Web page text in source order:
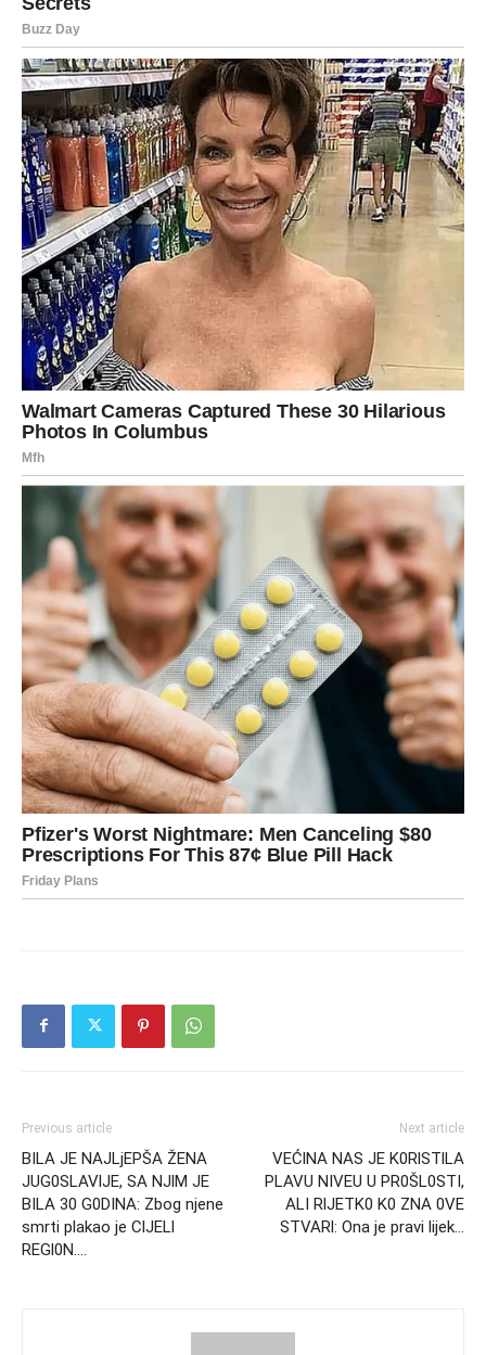
Previous article
BILA JE NAJLjEPŠA ŽENA
JUG0SLAVlJE, SA NJlM JE
BILA 30 G0DINA: Zbog njene
smrti plakao je ClJELl
REGl0N….
Next article
VEĆlNA NAS JE K0RlSTlLA
PLAVU NIVEU U PR0ŠL0STI,
ALI RlJETK0 K0 ZNA 0VE
STVARl: Ona je pravi lijek…